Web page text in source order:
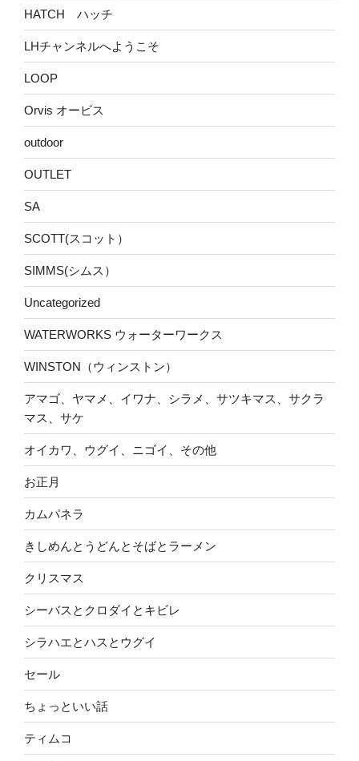
HATCH ハッチ
LHチャンネルへようこそ
LOOP
Orvis オービス
outdoor
OUTLET
SA
SCOTT(スコット）
SIMMS(シムス）
Uncategorized
WATERWORKS ウォーターワークス
WINSTON（ウィンストン）
アマゴ、ヤマメ、イワナ、シラメ、サツキマス、サクラ
マス、サケ
オイカワ、ウグイ、ニゴイ、その他
お正月
カムパネラ
きしめんとうどんとそばとラーメン
クリスマス
シーバスとクロダイとキビレ
シラハエとハスとウグイ
セール
ちょっといい話
ティムコ